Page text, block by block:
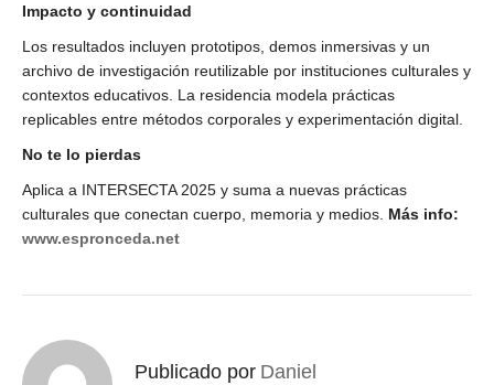
Impacto y continuidad
Los resultados incluyen prototipos, demos inmersivas y un
archivo de investigación reutilizable por instituciones culturales y
contextos educativos. La residencia modela prácticas
replicables entre métodos corporales y experimentación digital.
No te lo pierdas
Aplica a INTERSECTA 2025 y suma a nuevas prácticas
culturales que conectan cuerpo, memoria y medios. Más info:
www.espronceda.net
Publicado por Daniel